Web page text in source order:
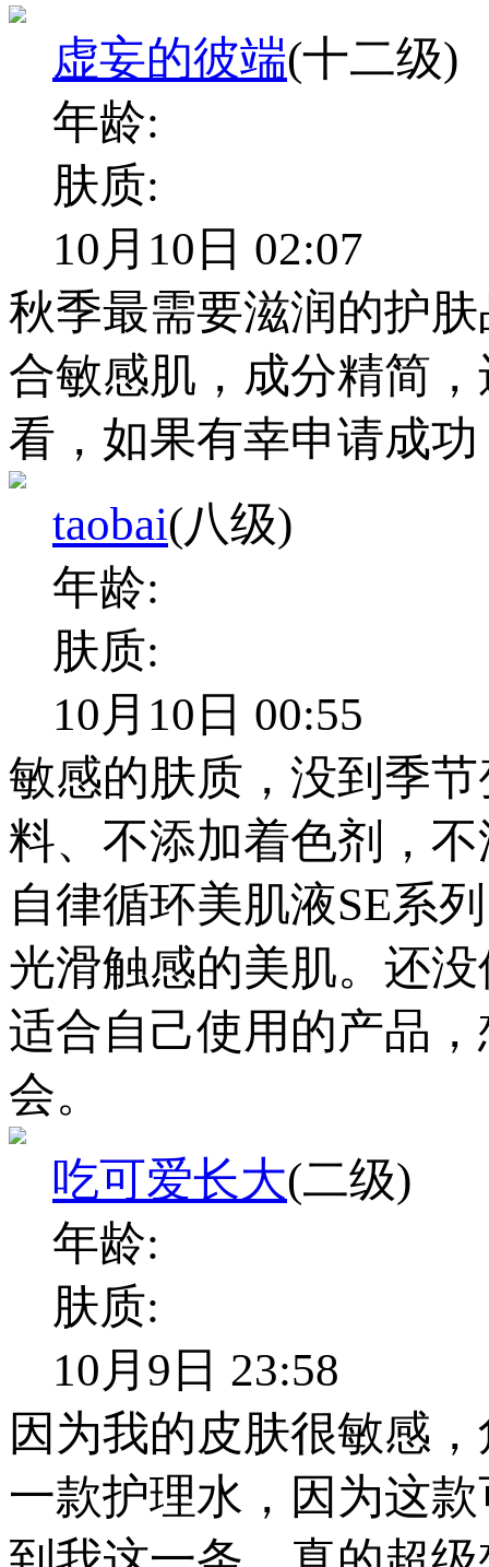
虚妄的彼端(十二级)
年龄:
肤质:
10月10日 02:07
秋季最需要滋润的护
合敏感肌，成分精简
看，如果有幸申请成
taobai(八级)
年龄:
肤质:
10月10日 00:55
敏感的肤质，没到季
料、不添加着色剂，
自律循环美肌液SE系
光滑触感的美肌。还
适合自己使用的产品
会。
吃可爱长大(二级)
年龄:
肤质:
10月9日 23:58
因为我的皮肤很敏感
一款护理水，因为这